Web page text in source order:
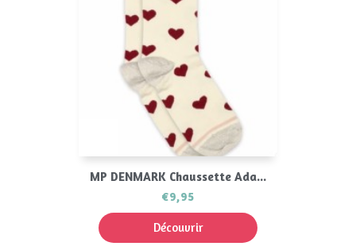
MP DENMARK Chaussette Ada...
€9,95
Découvrir